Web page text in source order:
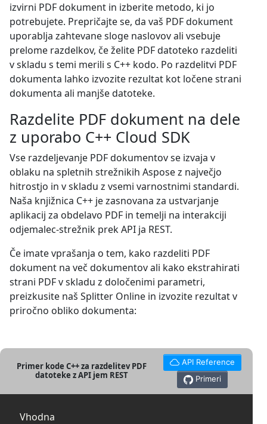
izvirni PDF dokument in izberite metodo, ki jo
potrebujete. Prepričajte se, da vaš PDF dokument
uporablja zahtevane sloge naslovov ali vsebuje
prelome razdelkov, če želite PDF datoteko razdeliti
v skladu s temi merili s C++ kodo. Po razdelitvi PDF
dokumenta lahko izvozite rezultat kot ločene strani
dokumenta ali manjše datoteke.
Razdelite PDF dokument na dele
z uporabo C++ Cloud SDK
Vse razdeljevanje PDF dokumentov se izvaja v
oblaku na spletnih strežnikih Aspose z največjo
hitrostjo in v skladu z vsemi varnostnimi standardi.
Naša knjižnica C++ je zasnovana za ustvarjanje
aplikacij za obdelavo PDF in temelji na interakciji
odjemalec-strežnik prek API ja REST.
Če imate vprašanja o tem, kako razdeliti PDF
dokument na več dokumentov ali kako ekstrahirati
strani PDF v skladu z določenimi parametri,
preizkusite naš Splitter Online in izvozite rezultat v
priročno obliko dokumenta:
Primer kode C++ za razdelitev PDF
datoteke z API jem REST
API Reference
Primeri
Vhodna